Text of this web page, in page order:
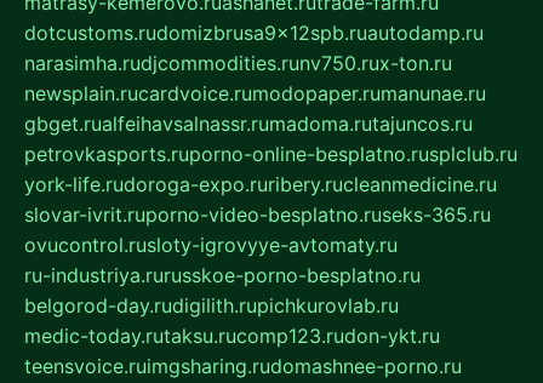
dotcustoms.rudomizbrusa9x12spb.ruautodamp.ru
narasimha.rudjcommodities.runv750.rux-ton.ru
newsplain.rucardvoice.rumodopaper.rumanunae.ru
gbget.rualfeihavsalnassr.rumadoma.rutajuncos.ru
petrovkasports.ruporno-online-besplatno.rusplclub.ru
york-life.rudoroga-expo.ruribery.rucleanmedicine.ru
slovar-ivrit.ruporno-video-besplatno.ruseks-365.ru
ovucontrol.rusloty-igrovyye-avtomaty.ru
ru-industriya.rurusskoe-porno-besplatno.ru
belgorod-day.rudigilith.rupichkurovlab.ru
medic-today.rutaksu.rucomp123.rudon-ykt.ru
teensvoice.ruimgsharing.rudomashnee-porno.ru